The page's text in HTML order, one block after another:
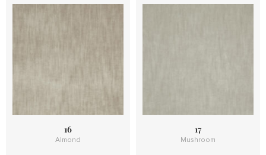
16
Almond
17
Mushroom